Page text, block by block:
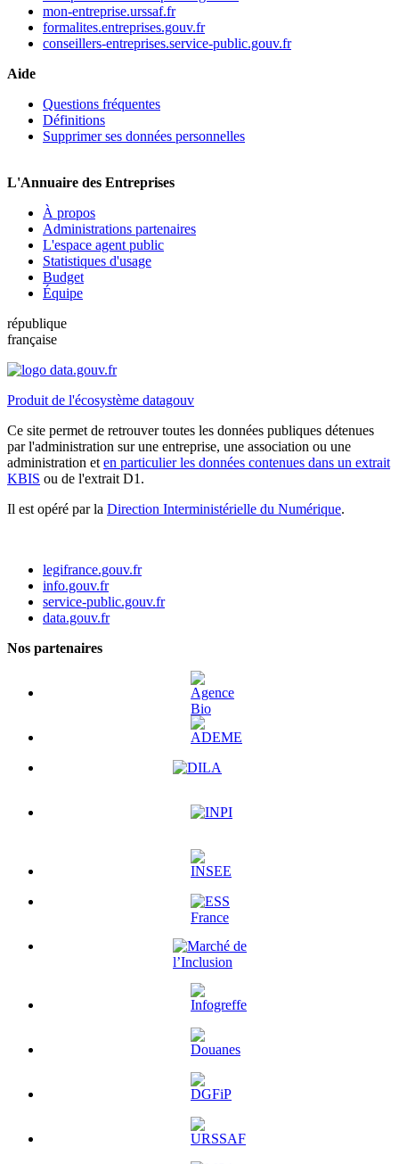
mon-entreprise.urssaf.fr
formalites.entreprises.gouv.fr
conseillers-entreprises.service-public.gouv.fr
Aide
Questions fréquentes
Définitions
Supprimer ses données personnelles
L'Annuaire des Entreprises
À propos
Administrations partenaires
L'espace agent public
Statistiques d'usage
Budget
Équipe
république
française
Produit de l'écosystème datagouv
Ce site permet de retrouver toutes les données publiques détenues
par l'administration sur une entreprise, une association ou une
administration et en particulier les données contenues dans un extrait
KBIS ou de l'extrait D1.
Il est opéré par la Direction Interministérielle du Numérique.
legifrance.gouv.fr
info.gouv.fr
service-public.gouv.fr
data.gouv.fr
Nos partenaires